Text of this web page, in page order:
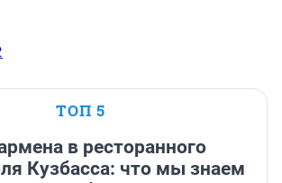
ТОП 5
в ресторанного
Кузбасса: что мы знаем